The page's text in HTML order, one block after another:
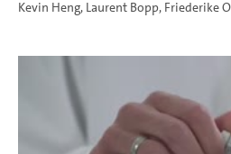
Kevin Heng, Laurent Bopp, Friederike